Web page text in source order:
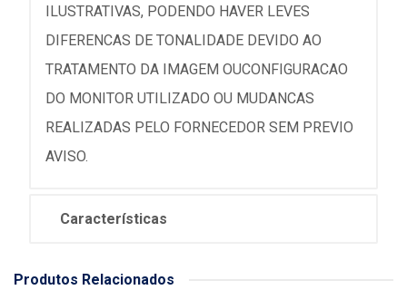
ILUSTRATIVAS, PODENDO HAVER LEVES
DIFERENCAS DE TONALIDADE DEVIDO AO
TRATAMENTO DA IMAGEM OUCONFIGURACAO
DO MONITOR UTILIZADO OU MUDANCAS
REALIZADAS PELO FORNECEDOR SEM PREVIO
AVISO.
Características
Produtos Relacionados